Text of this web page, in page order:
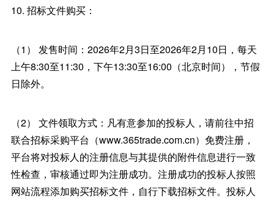
10. 招标文件购买：
（1） 发售时间：2026年2月3日至2026年2月10日，每天
上午8:30至11:30，下午13:30至16:00（北京时间），节假
日除外。
（2） 文件领取方式：凡有意参加的投标人，请前往中招
联合招标采购平台（www.365trade.com.cn）免费注册，
平台将对投标人的注册信息与其提供的附件信息进行一致
性检查，审核通过即为注册成功。注册成功的投标人按照
网站流程添加购买招标文件，自行下载招标文件。投标人